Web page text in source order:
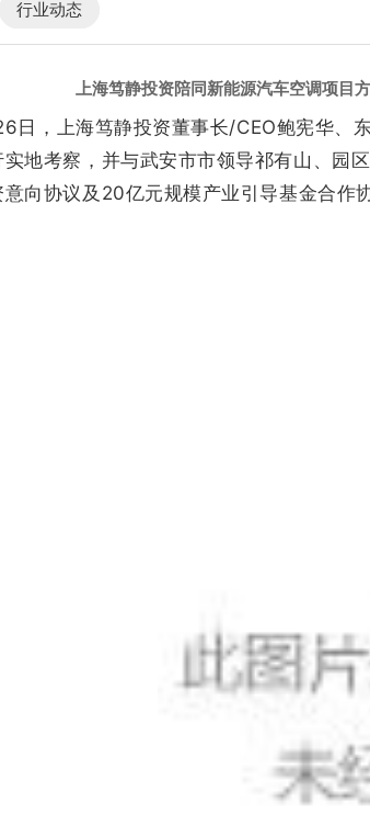
行业动态
上海笃静投资陪同新能源汽车空调项目
日，上海笃静投资董事长/CEO鲍宪华、
地考察，并与武安市市领导祁有山、园
向协议及20亿元规模产业引导基金合作